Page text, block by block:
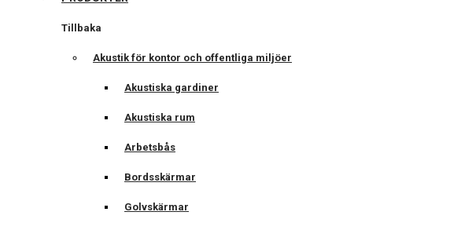
Tillbaka
Akustik för kontor och offentliga miljöer
Akustiska gardiner
Akustiska rum
Arbetsbås
Bordsskärmar
Golvskärmar